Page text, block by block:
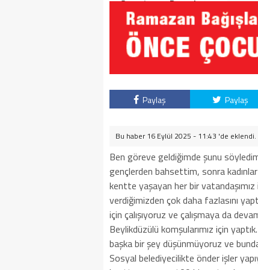
Soruşturma Dosyalarına
Yansıdı!
Paylaş Paylaş
Bu haber 16 Eylül 2025 - 11:43 'de eklendi.
Ben göreve geldiğimde şunu
gençlerden bahsettim, sonra kadınlar
kentte yaşayan her bir
verdiğimizden çok daha fazlasını
için çalışıyoruz ve çalışmaya da
Beylikdüzülü komşularımız için
başka bir şey düşünmüyoruz ve
Sosyal belediyecilikte önder işler